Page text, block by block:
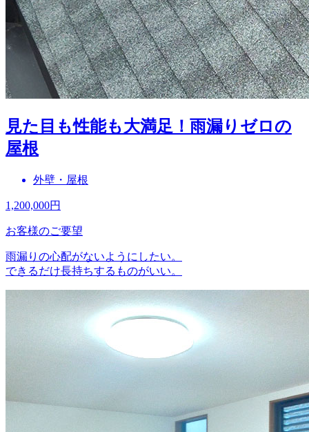
見た目も性能も大満足！雨漏りゼロの
屋根
外壁・屋根
1,200,000円
お客様のご要望
雨漏りの心配がないようにしたい。
できるだけ長持ちするものがいい。